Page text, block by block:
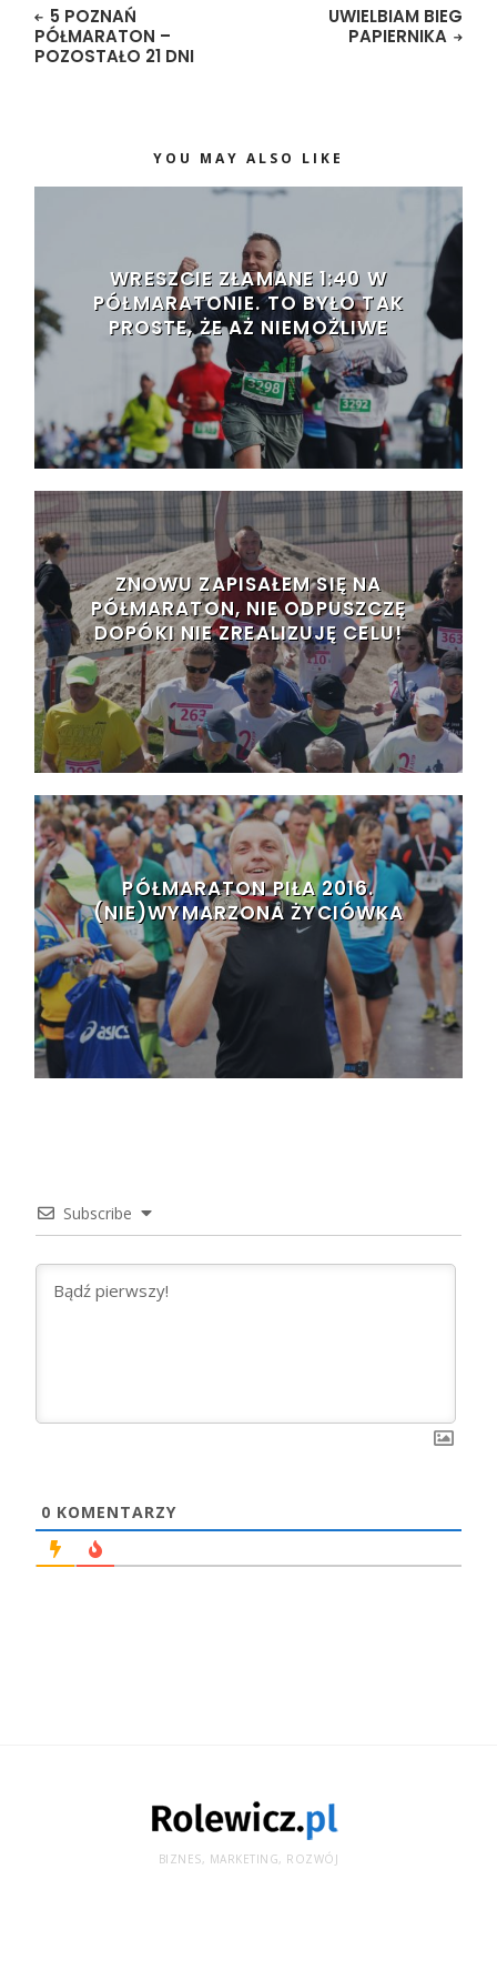
5 POZNAŃ
PÓŁMARATON –
POZOSTAŁO 21 DNI
UWIELBIAM BIEG
PAPIERNIKA
YOU MAY ALSO LIKE
WRESZCIE ZŁAMANE 1:40 W
PÓŁMARATONIE. TO BYŁO TAK
PROSTE, ŻE AŻ NIEMOŻLIWE
ZNOWU ZAPISAŁEM SIĘ NA
PÓŁMARATON, NIE ODPUSZCZĘ
DOPÓKI NIE ZREALIZUJĘ CELU!
PÓŁMARATON PIŁA 2016.
(NIE)WYMARZONA ŻYCIÓWKA
Subscribe
0 KOMENTARZY
BIZNES, MARKETING, ROZWÓJ